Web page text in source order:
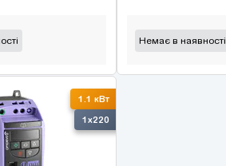
Немає в наявності
1.1 кВт
1x220